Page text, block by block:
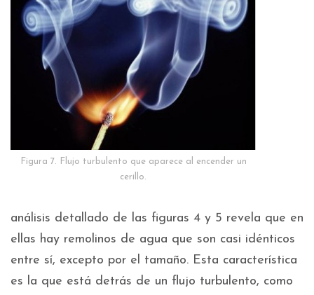
Figura 7. Flujo turbulento que aparece al encender un
cerillo.
análisis detallado de las figuras 4 y 5 revela que en
ellas hay remolinos de agua que son casi idénticos
entre sí, excepto por el tamaño. Esta característica
es la que está detrás de un flujo turbulento, como